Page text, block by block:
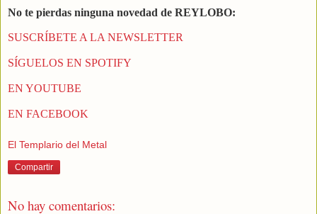
No te pierdas ninguna novedad de REYLOBO:
SUSCRÍBETE A LA NEWSLETTER
SÍGUELOS EN SPOTIFY
EN YOUTUBE
EN FACEBOOK
El Templario del Metal
Compartir
No hay comentarios: